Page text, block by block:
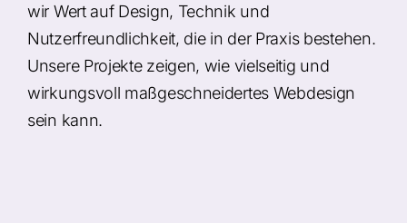
wir Wert auf Design, Technik und
Nutzerfreundlichkeit, die in der Praxis bestehen.
Unsere Projekte zeigen, wie vielseitig und
wirkungsvoll maßgeschneidertes Webdesign
sein kann.